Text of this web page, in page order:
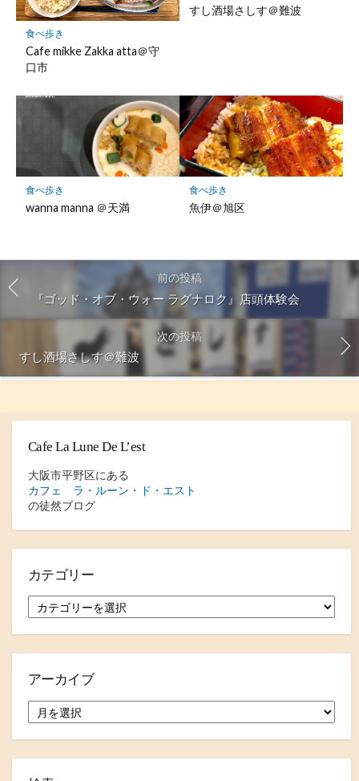
食べ歩き
Cafe mikke Zakka atta＠守
口市
すし酒場さしす＠難波
食べ歩き
wanna manna ＠天満
食べ歩き
魚伊＠旭区
前の投稿
『ゴッド・オブ・ウォー ラグナロク』店頭体験会
次の投稿
すし酒場さしす＠難波
Cafe La Lune De L’est
大阪市平野区にある
カフェ ラ・ルーン・ド・エスト
の徒然ブログ
カテゴリー
テ
ゴ
アーカイブ
ー
カ